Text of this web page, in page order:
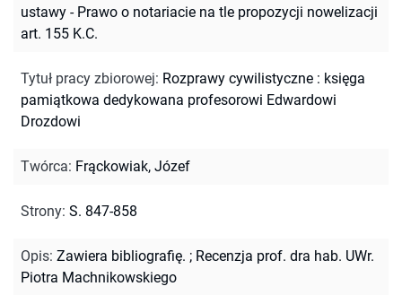
ustawy - Prawo o notariacie na tle propozycji nowelizacji
art. 155 K.C.
Tytuł pracy zbiorowej: Rozprawy cywilistyczne : księga
pamiątkowa dedykowana profesorowi Edwardowi
Drozdowi
Twórca: Frąckowiak, Józef
Strony: S. 847-858
Opis: Zawiera bibliografię. ; Recenzja prof. dra hab. UWr.
Piotra Machnikowskiego